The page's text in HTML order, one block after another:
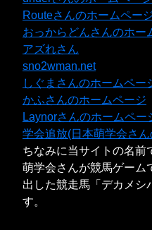
Routeさんのホームペー
おっからどんさんのホー
アズれさん
sno2wman.net
しぐまさんのホームペー
かふさんのホームページ
Laynorさんのホームペー
学会追放(日本萌学会さ
ちなみに当サイトの名前
萌学会さんが競馬ゲーム
出した競走馬「デカメシ
す。